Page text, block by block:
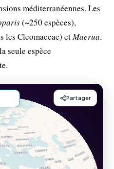
méditerranéennes. Les
(~250 espèces),
les Cleomaceae) etMaerua.
seule espèce